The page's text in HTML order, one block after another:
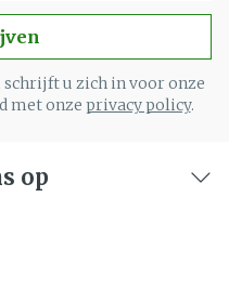
u zich in voor onze
met onze privacy policy.
op